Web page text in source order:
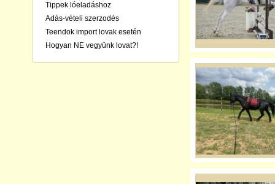
Tippek lóeladáshoz
Adás-vételi szerzodés
Teendok import lovak esetén
Hogyan NE vegyünk lovat?!